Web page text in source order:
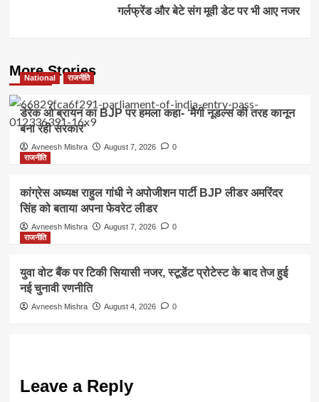
गर्लफ्रेंड और बेटे संग मूवी डेट पर भी आए नजर
More Stories
National राजनीति
डेरेक ओ’ब्रायन का BJP पर हमला कहा- ‘मैगी नूडल्स की तरह कानून
बना रही सरकार’
Avneesh Mishra August 7, 2026
0
राजनीति
कांग्रेस अध्यक्ष राहुल गांधी ने अपोजीशन पार्टी BJP लीडर अमरिंदर
सिंह को बताया अपना फेवरेट लीडर
Avneesh Mishra August 7, 2026
0
राजनीति
युवा वोट बैंक पर टिकी सियासी नजर, स्टूडेंट प्रोटेस्ट के बाद तेज हुई
नई चुनावी रणनीति
Avneesh Mishra August 4, 2026 0
Leave a Reply